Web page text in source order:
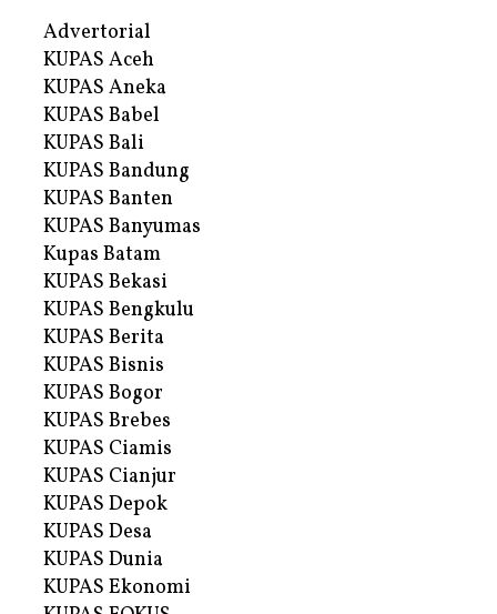
Advertorial
KUPAS Aceh
KUPAS Aneka
KUPAS Babel
KUPAS Bali
KUPAS Bandung
KUPAS Banten
KUPAS Banyumas
Kupas Batam
KUPAS Bekasi
KUPAS Bengkulu
KUPAS Berita
KUPAS Bisnis
KUPAS Bogor
KUPAS Brebes
KUPAS Ciamis
KUPAS Cianjur
KUPAS Depok
KUPAS Desa
KUPAS Dunia
KUPAS Ekonomi